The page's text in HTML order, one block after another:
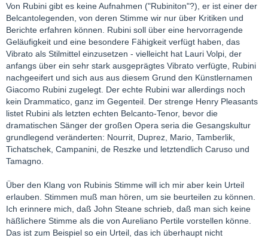
Von Rubini gibt es keine Aufnahmen ("Rubiniton"?), er ist einer der
Belcantolegenden, von deren Stimme wir nur über Kritiken und
Berichte erfahren können. Rubini soll über eine hervorragende
Geläufigkeit und eine besondere Fähigkeit verfügt haben, das
Vibrato als Stilmittel einzusetzen - vielleicht hat Lauri Volpi, der
anfangs über ein sehr stark ausgeprägtes Vibrato verfügte, Rubini
nachgeeifert und sich aus aus diesem Grund den Künstlernamen
Giacomo Rubini zugelegt. Der echte Rubini war allerdings noch
kein Drammatico, ganz im Gegenteil. Der strenge Henry Pleasants
listet Rubini als letzten echten Belcanto-Tenor, bevor die
dramatischen Sänger der großen Opera seria die Gesangskultur
grundlegend veränderten: Nourrit, Duprez, Mario, Tamberlik,
Tichatschek, Campanini, de Reszke und letztendlich Caruso und
Tamagno.
Über den Klang von Rubinis Stimme will ich mir aber kein Urteil
erlauben. Stimmen muß man hören, um sie beurteilen zu können.
Ich erinnere mich, daß John Steane schrieb, daß man sich keine
häßlichere Stimme als die von Aureliano Pertile vorstellen könne.
Das ist zum Beispiel so ein Urteil, das ich überhaupt nicht